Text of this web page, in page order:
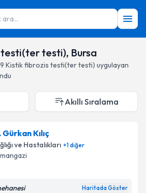
ara...
testi), Bursa
9 Kistik fibrozis testi(ter testi) uygulayan
Akıllı Sıralama
Kılıç
ve Hastalıkları +1diğer
Haritada Göster